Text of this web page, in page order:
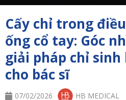
Cấy chỉ trong
ống cổ tay: Góc
giải pháp chỉ
cho bác sĩ
07/02/2026 HB MEDICAL